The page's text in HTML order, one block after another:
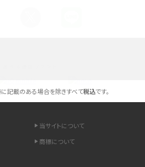
ータや事前準備・条件・注意点などを解説
記載のある場合を除きすべて税込です。
当サイトについて
商標について